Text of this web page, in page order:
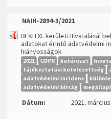
NAIH-2894-3/2021
BFKH XI. kerületi Hivatalánál
adatokat érintő adatvédelmi
hiányosságok
2021 GDPR határozat
tájékoztatási kötelezettség
adatvédelmi incidens
adatvédelmi bírság
Dátum:
2021.